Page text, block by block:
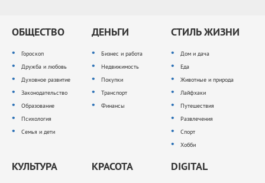
ОБЩЕСТВО
Гороскоп
Дружба и любовь
Духовное развитие
Законодательство
Образование
Психология
Семья и дети
ДЕНЬГИ
Бизнес и работа
Недвижимость
Покупки
Транспорт
Финансы
СТИЛЬ ЖИЗНИ
Дом и дача
Еда
Животные и природа
Лайфхаки
Путешествия
Развлечения
Спорт
Хобби
КУЛЬТУРА КРАСОТА DIGITAL